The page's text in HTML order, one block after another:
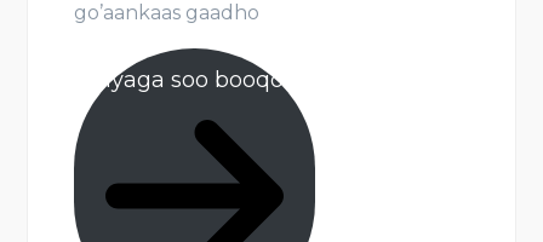
go’aankaas gaadho
iyaga soo booqo